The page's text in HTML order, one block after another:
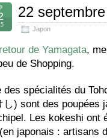
22
Japon
de Yamagata,
de Shopping.
des spécialités du
し) sont des poupées
Les kokeshi
japonais : artisans